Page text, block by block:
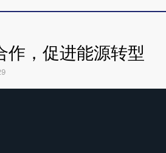
作，促进能源转型